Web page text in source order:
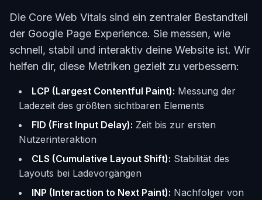
Die Core Web Vitals sind ein zentraler Bestandteil
der Google Page Experience. Sie messen, wie
schnell, stabil und interaktiv deine Website ist. Wir
helfen dir, diese Metriken gezielt zu verbessern:
LCP (Largest Contentful Paint): Messung der
Ladezeit des größten sichtbaren Elements
FID (First Input Delay): Zeit bis zur ersten
Nutzerinteraktion
CLS (Cumulative Layout Shift): Stabilität des
Layouts bei Ladevorgängen
INP (Interaction to Next Paint): Nachfolger von